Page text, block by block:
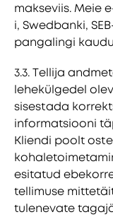
makseviis. Meie
i, Swedbanki,
pangalingi
3.3. Tellija
lehekülgedel
sisestada
informatsiooni
Kliendi poolt
esitatud
tellimuse
tulenevate